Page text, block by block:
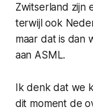
Zwitserland zijn
terwijl ook
maar dat is dan
aan ASML.
Ik denk dat we
dit moment de